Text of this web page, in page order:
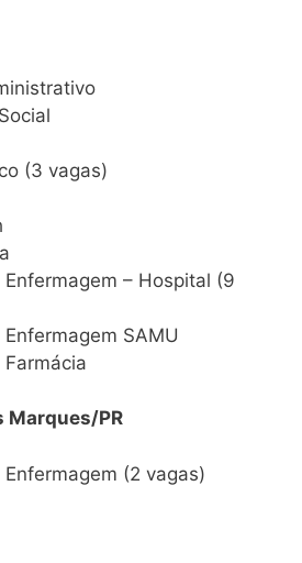
(3 vagas)
– Hospital (9
SAMU
Marques/PR
(2 vagas)